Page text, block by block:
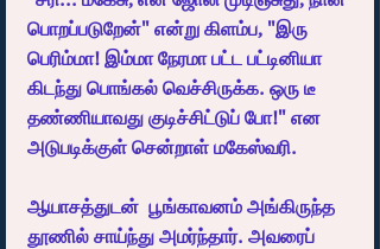
பொறப்படுறேன்" என்று கிளம்ப, "இரு
பெரிம்மா! இம்மா நேரமா பட்ட பட்டினியா
கிடந்து பொங்கல் வெச்சிருக்க. ஒரு டீ
தண்ணியாவது குடிச்சிட்டுப் போ!" என
அடுபடிக்குள் சென்றாள் மகேஸ்வரி.
ஆயாசத்துடன்  பூங்காவனம் அங்கிருந்த
தூணில் சாய்ந்து அமர்ந்தார். அவரைப்